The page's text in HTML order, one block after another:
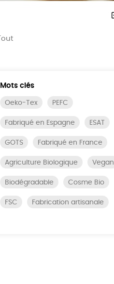
Tout
Mots clés
Oeko-Tex PEFC
Fabriqué en Espagne ESAT
GOTS Fabriqué en France
Agriculture Biologique Vegan
Biodégradable Cosme Bio
FSC Fabrication artisanale